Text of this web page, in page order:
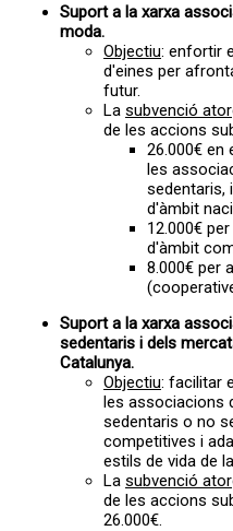
Suport a la xarxa
moda.
Objectiu: enfortir
d'eines per
futur.
La subvenció
de les accions
26.000€ en
les
sedentaris,
d'àmbit
12.000€
d'àmbit
8.000€ per
Suport a la xarxa
sedentaris i dels
Catalunya.
Objectiu: facilitar
les associacions
sedentaris o no
competitives i
estils de vida de
La subvenció
de les accions
26.000€.